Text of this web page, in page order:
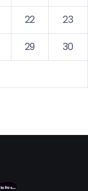
22
23
29
30